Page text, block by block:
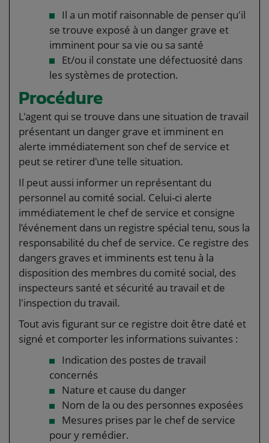
Il a un motif raisonnable de penser qu'il
se trouve exposé à un danger grave et
imminent pour sa vie ou sa santé
Et/ou il constate une défectuosité dans
les systèmes de protection.
Procédure
L'agent qui se trouve dans une situation de travail
présentant un danger grave et imminent en
alerte immédiatement son chef de service et
peut se retirer d'une telle situation.
Il peut aussi informer un représentant du
personnel au comité social. Celui-ci alerte
immédiatement le chef de service et consigne
l’événement dans un registre spécial tenu, sous la
responsabilité du chef de service. Ce registre des
dangers graves et imminents est tenu à la
disposition des membres du comité social, des
inspecteurs santé et sécurité au travail et de
l'inspection du travail.
Tout avis figurant sur ce registre doit être daté et
signé et comporter les informations suivantes :
Indication des postes de travail
concernés
Nature et cause du danger
Nom de la ou des personnes exposées
Mesures prises par le chef de service
pour y remédier.